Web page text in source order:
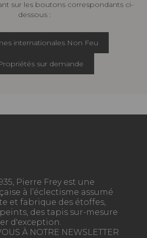
sur les boutons correspondants ci-
dessous :
internationales Non Feu
sur demande
Pierre Frey est une
à l’éclectisme assumé
et fabrique des étoffes,
des tapis sur-mesure
d'exception.
À NOTRE NEWSLETTER